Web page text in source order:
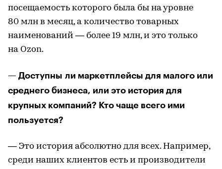
посещаемость которого была бы на уровне
80 млн в месяц, а количество товарных
наименований — более 19 млн, и это только
на Ozon.
— Доступны ли маркетплейсы для малого или
среднего бизнеса, или это история для
крупных компаний? Кто чаще всего ими
пользуется?
— Это история абсолютно для всех. Например,
среди наших клиентов есть и производители